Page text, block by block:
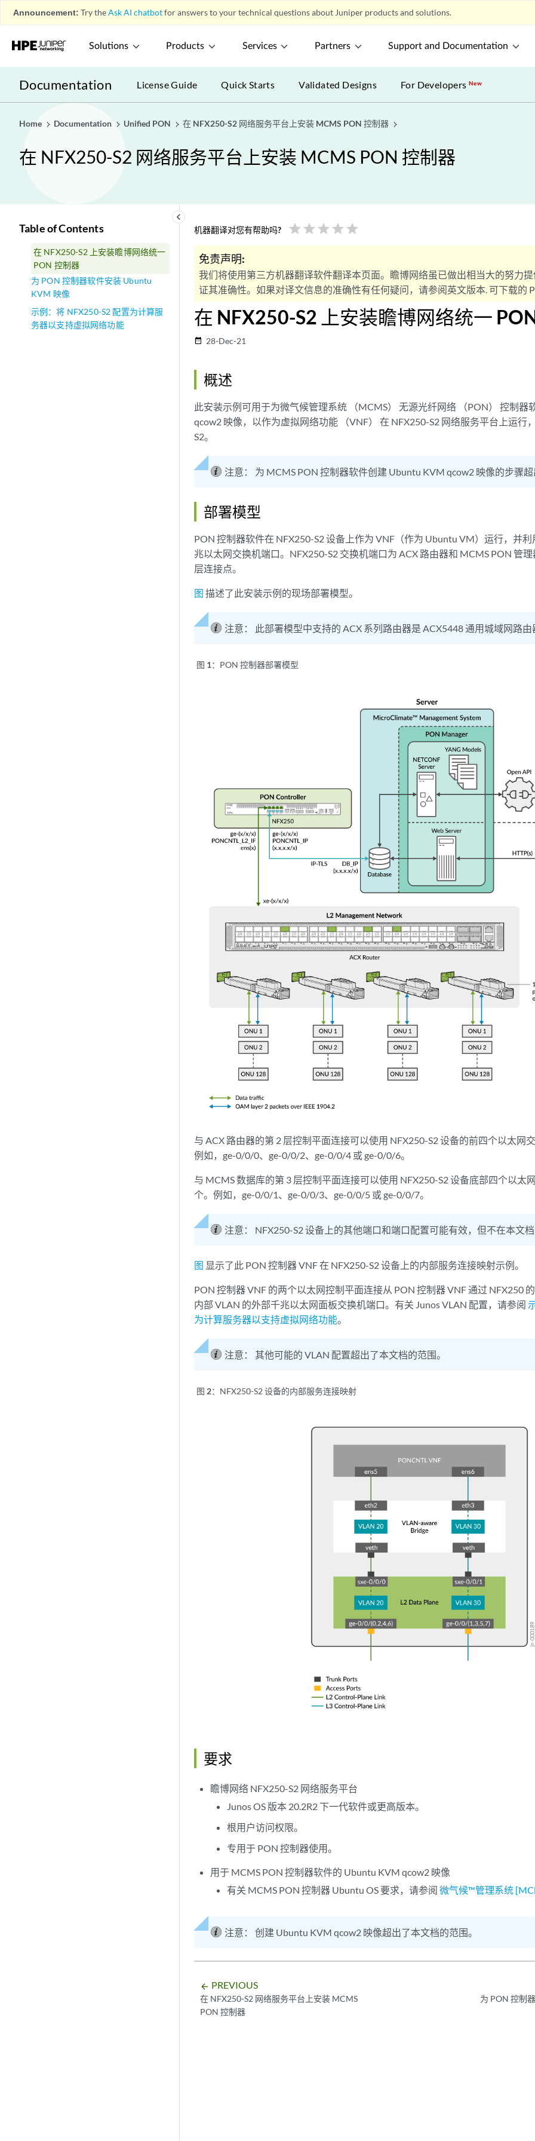
Announcement: Try theAsk AI chatbotfor answers to your technical questions about Juniper products and solutions.
Solutions Products Services Partners Support and Documentation
Documentation License Guide Quick Starts Validated Designs For DevelopersNew
Home Documentation Unified PON 在 NFX250-S2 网络服务平台上安装 MCMS PON 控制器
在 NFX250-S2 网络服务平台上安装 MCMS PON 控制器
keyboard_arrow_left
Table of Contents
在 NFX250-S2 上安装瞻博网络统一
PON 控制器
为 PON 控制器软件安装 Ubuntu
KVM 映像
示例：将 NFX250-S2 配置为计算服
务器以支持虚拟网络功能
机器翻译对您有帮助吗? star star star star star
免责声明:
我们将使用第三方机器翻译软件翻译本页面。瞻博网络虽已做出相当大的努力
证其准确性。如果对译文信息的准确性有任何疑问，请参阅英文版本. 可下载的
在 NFX250-S2 上安装瞻博网络统一
date_range 28-Dec-21
概述
此安装示例可用于为微气候管理系统 （MCMS） 无源光纤网络 （PON） 控制器
qcow2 映像，以作为虚拟网络功能 （VNF） 在 NFX250-S2 网络服务平台上运行
S2。
注意： 为 MCMS PON 控制器软件创建 Ubuntu KVM qcow2 映像的步骤超
部署模型
PON 控制器软件在 NFX250-S2 设备上作为 VNF（作为 Ubuntu VM）运行，并
兆以太网交换机端口。NFX250-S2 交换机端口为 ACX 路由器和 MCMS PON 管
层连接点。
图 描述了此安装示例的现场部署模型。
注意： 此部署模型中支持的 ACX 系列路由器是 ACX5448 通用城域网路由
图 1： PON 控制器部署模型
与 ACX 路由器的第 2 层控制平面连接可以使用 NFX250-S2 设备的前四个以太网
例如，ge-0/0/0、ge-0/0/2、ge-0/0/4 或 ge-0/0/6。
与 MCMS 数据库的第 3 层控制平面连接可以使用 NFX250-S2 设备底部四个以太
个。例如，ge-0/0/1、ge-0/0/3、ge-0/0/5 或 ge-0/0/7。
注意： NFX250-S2 设备上的其他端口和端口配置可能有效，但不在本文档
图 显示了此 PON 控制器 VNF 在 NFX250-S2 设备上的内部服务连接映射示例。
PON 控制器 VNF 的两个以太网控制平面连接从 PON 控制器 VNF 通过 NFX250
内部 VLAN 的外部千兆以太网面板交换机端口。有关 Junos VLAN 配置，请参阅
为计算服务器以支持虚拟网络功能。
注意： 其他可能的 VLAN 配置超出了本文档的范围。
图 2： NFX250-S2 设备的内部服务连接映射
要求
瞻博网络 NFX250-S2 网络服务平台
Junos OS 版本 20.2R2 下一代软件或更高版本。
根用户访问权限。
专用于 PON 控制器使用。
用于 MCMS PON 控制器软件的 Ubuntu KVM qcow2 映像
有关 MCMS PON 控制器 Ubuntu OS 要求，请参阅 微气候™管理系统
注意： 创建 Ubuntu KVM qcow2 映像超出了本文档的范围。
arrow_backward PREVIOUS
在 NFX250-S2 网络服务平台上安装 MCMS
PON 控制器
为 PON 控制